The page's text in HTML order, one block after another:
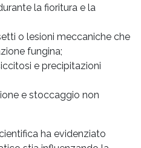
la fioritura e la
o lesioni meccaniche che
fungina;
e precipitazioni
e stoccaggio non
ha evidenziato